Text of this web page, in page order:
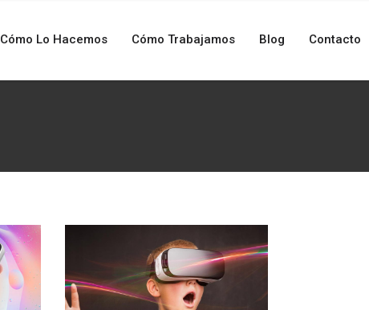
Cómo Lo Hacemos Cómo Trabajamos Blog Contacto